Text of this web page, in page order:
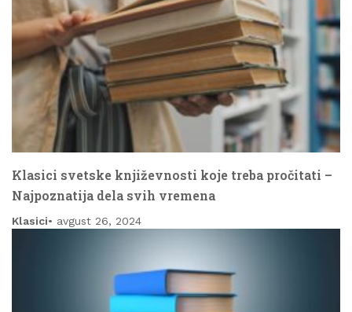
Klasici svetske književnosti koje treba pročitati –
Najpoznatija dela svih vremena
Klasici avgust 26, 2024